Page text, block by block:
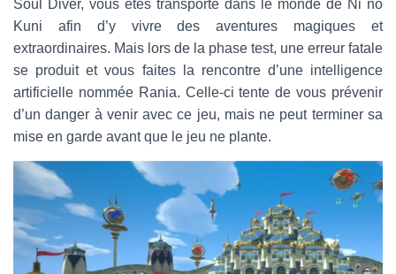
Soul Diver, vous êtes transporté dans le monde de Ni no
Kuni afin d’y vivre des aventures magiques et
extraordinaires. Mais lors de la phase test, une erreur fatale
se produit et vous faites la rencontre d’une intelligence
artificielle nommée Rania. Celle-ci tente de vous prévenir
d’un danger à venir avec ce jeu, mais ne peut terminer sa
mise en garde avant que le jeu ne plante.